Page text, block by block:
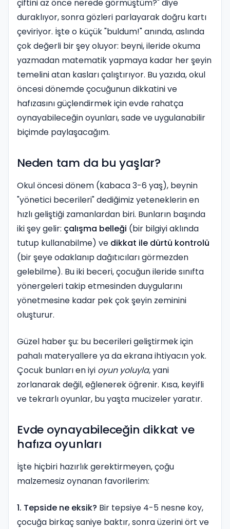
çiftini az önce nerede görmüştüm?" diye
duraklıyor, sonra gözleri parlayarak doğru kartı
çeviriyor. İşte o küçük "buldum!" anında, aslında
çok değerli bir şey oluyor: beyni, ileride okuma
yazmadan matematik yapmaya kadar her şeyin
temelini atan kasları çalıştırıyor. Bu yazıda, okul
öncesi dönemde çocuğunun dikkatini ve
hafızasını güçlendirmek için evde rahatça
oynayabileceğin oyunları, sade ve uygulanabilir
biçimde paylaşacağım.
Neden tam da bu yaşlar?
Okul öncesi dönem (kabaca 3-6 yaş), beynin
"yönetici becerileri" dediğimiz yeteneklerin en
hızlı geliştiği zamanlardan biri. Bunların başında
iki şey gelir: çalışma belleği (bir bilgiyi aklında
tutup kullanabilme) ve dikkat ile dürtü kontrolü
(bir şeye odaklanıp dağıtıcıları görmezden
gelebilme). Bu iki beceri, çocuğun ileride sınıfta
yönergeleri takip etmesinden duygularını
yönetmesine kadar pek çok şeyin zeminini
oluşturur.
Güzel haber şu: bu becerileri geliştirmek için
pahalı materyallere ya da ekrana ihtiyacın yok.
Çocuk bunları en iyi oyun yoluyla, yani
zorlanarak değil, eğlenerek öğrenir. Kısa, keyifli
ve tekrarlı oyunlar, bu yaşta mucizeler yaratır.
Evde oynayabileceğin dikkat ve
hafıza oyunları
İşte hiçbiri hazırlık gerektirmeyen, çoğu
malzemesiz oynanan favorilerim:
1. Tepside ne eksik? Bir tepsiye 4-5 nesne koy,
çocuğa birkaç saniye baktır, sonra üzerini ört ve